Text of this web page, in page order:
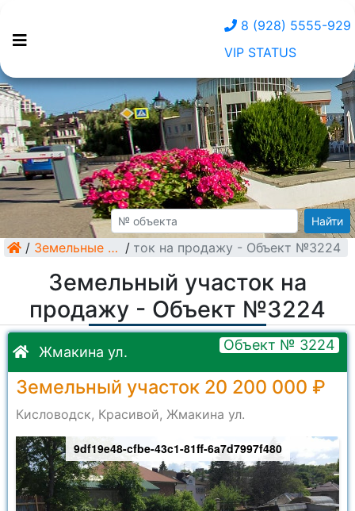
8 (928) 5555-929
VIP STATUS
Найти
/ Земельные участки /
Земельный участок на продажу - Объект №3224
Земельный участок на
продажу - Объект №3224
Жмакина ул. Объект № 3224
Земельный участок 20 200 000 ₽
Кисловодск, Красивой, Жмакина ул.
9df19e48-cfbe-43c1-81ff-6a7d7997f480